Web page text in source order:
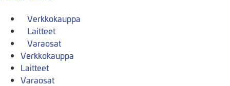
Verkkokauppa
Laitteet
Varaosat
Verkkokauppa
Laitteet
Varaosat